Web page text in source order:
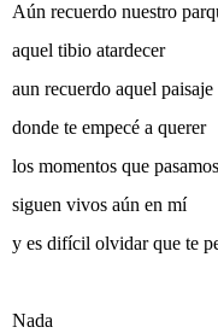
Aún recuerdo nuestro
aquel tibio atardecer
aun recuerdo aquel paisaje
donde te empecé a querer
los momentos que pasamos
siguen vivos aún en mí
y es difícil olvidar que te
Nada